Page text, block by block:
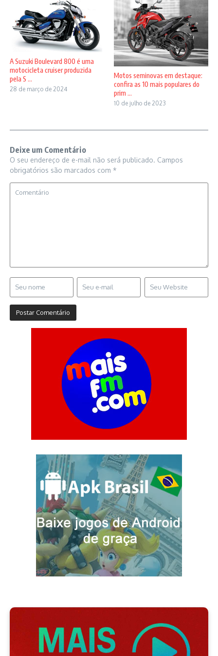
A Suzuki Boulevard 800 é uma
motocicleta cruiser produzida
pela S ...
28 de março de 2024
Motos seminovas em destaque:
confira as 10 mais populares do
prim ...
10 de julho de 2023
Deixe um Comentário
O seu endereço de e-mail não será publicado. Campos
obrigatórios são marcados com *